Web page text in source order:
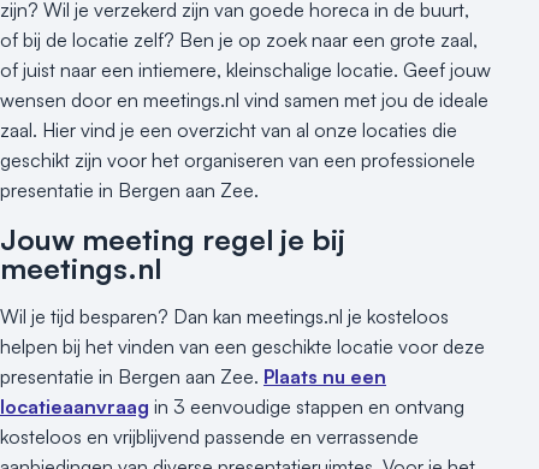
zijn? Wil je verzekerd zijn van goede horeca in de buurt,
of bij de locatie zelf? Ben je op zoek naar een grote zaal,
of juist naar een intiemere, kleinschalige locatie. Geef jouw
wensen door en meetings.nl vind samen met jou de ideale
zaal. Hier vind je een overzicht van al onze locaties die
geschikt zijn voor het organiseren van een professionele
presentatie in Bergen aan Zee.
Jouw meeting regel je bij
meetings.nl
Wil je tijd besparen? Dan kan meetings.nl je kosteloos
helpen bij het vinden van een geschikte locatie voor deze
presentatie in Bergen aan Zee. Plaats nu een
locatieaanvraag in 3 eenvoudige stappen en ontvang
kosteloos en vrijblijvend passende en verrassende